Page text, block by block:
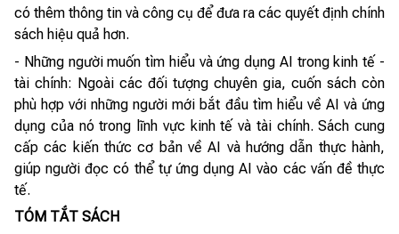
có thêm thông tin và công cụ để đưa ra các quyết định chính
sách hiệu quả hơn.
- Những người muốn tìm hiểu và ứng dụng AI trong kinh tế -
tài chính: Ngoài các đối tượng chuyên gia, cuốn sách còn
phù hợp với những người mới bắt đầu tìm hiểu về AI và ứng
dụng của nó trong lĩnh vực kinh tế và tài chính. Sách cung
cấp các kiến thức cơ bản về AI và hướng dẫn thực hành,
giúp người đọc có thể tự ứng dụng AI vào các vấn đề thực
tế.
TÓM TẮT SÁCH